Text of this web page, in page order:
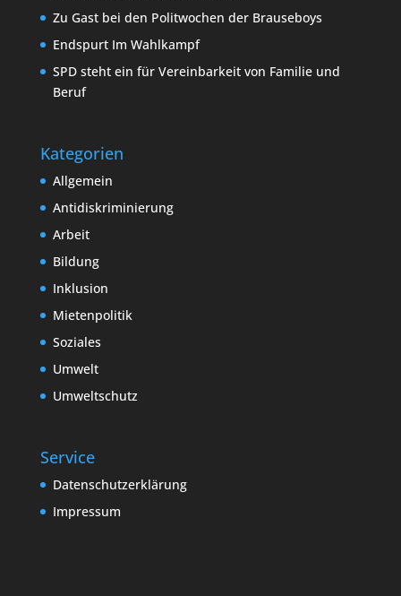
Zu Gast bei den Politwochen der Brauseboys
Endspurt Im Wahlkampf
SPD steht ein für Vereinbarkeit von Familie und
Beruf
Kategorien
Allgemein
Antidiskriminierung
Arbeit
Bildung
Inklusion
Mietenpolitik
Soziales
Umwelt
Umweltschutz
Service
Datenschutzerklärung
Impressum